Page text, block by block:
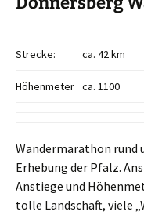
Strecke: ca. 42 km
Höhenmeter ca. 1100
Wandermarathon rund
Erhebung der Pfalz.
Anstiege und
tolle Landschaft, viele